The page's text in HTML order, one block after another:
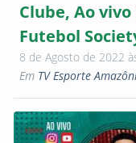
Clube, Ao
Futebol
8 de Agosto de 2022
Em TV Esporte